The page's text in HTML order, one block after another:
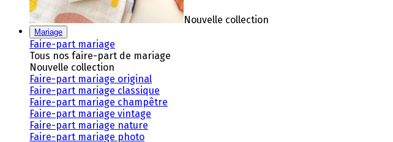
Nouvelle collection
Mariage
Faire-part mariage
Tous nos faire-part de mariage
Nouvelle collection
Faire-part mariage original
Faire-part mariage classique
Faire-part mariage champêtre
Faire-part mariage vintage
Faire-part mariage nature
Faire-part mariage photo